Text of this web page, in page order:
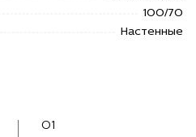
100/70
Настенные
01